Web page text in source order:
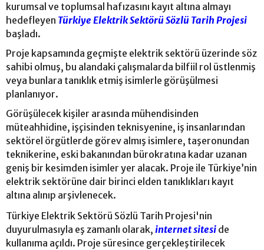
kurumsal ve toplumsal hafızasını kayıt altına almayı
hedefleyen Türkiye Elektrik Sektörü Sözlü Tarih Projesi
başladı.
Proje kapsamında geçmişte elektrik sektörü üzerinde söz
sahibi olmuş, bu alandaki çalışmalarda bilfiil rol üstlenmiş
veya bunlara tanıklık etmiş isimlerle görüşülmesi
planlanıyor.
Görüşülecek kişiler arasında mühendisinden
müteahhidine, işçisinden teknisyenine, iş insanlarından
sektörel örgütlerde görev almış isimlere, taşeronundan
teknikerine, eski bakanından bürokratına kadar uzanan
geniş bir kesimden isimler yer alacak. Proje ile Türkiye’nin
elektrik sektörüne dair birinci elden tanıklıkları kayıt
altına alınıp arşivlenecek.
Türkiye Elektrik Sektörü Sözlü Tarih Projesi'nin
duyurulmasıyla eş zamanlı olarak, internet sitesi de
kullanıma açıldı. Proje süresince gerçekleştirilecek